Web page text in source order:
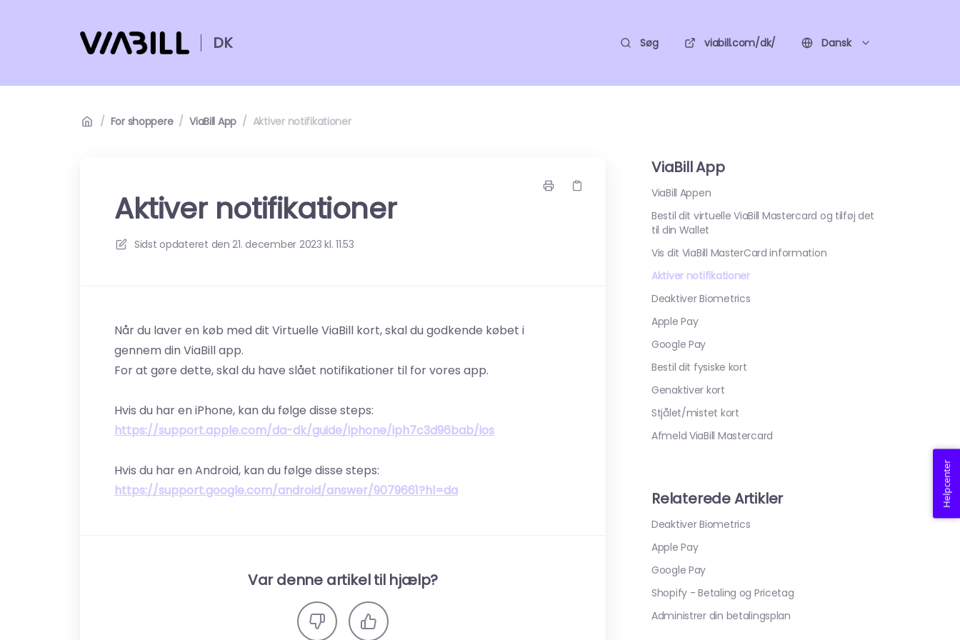
DK Søg viabill.com/dk/ Dansk
/ For shoppere / ViaBill App / Aktiver notifikationer
Aktiver notifikationer
Sidst opdateret den 21. december 2023 kl. 11.53
Når du laver en køb med dit Virtuelle ViaBill kort, skal du godkende købet i
gennem din ViaBill app.
For at gøre dette, skal du have slået notifikationer til for vores app.
Hvis du har en iPhone, kan du følge disse steps:
https://support.apple.com/da-dk/guide/iphone/iph7c3d96bab/ios
Hvis du har en Android, kan du følge disse steps:
https://support.google.com/android/answer/9079661?hl=da
Var denne artikel til hjælp?
ViaBill App
ViaBill Appen
Bestil dit virtuelle ViaBill Mastercard og tilføj det
til din Wallet
Vis dit ViaBill MasterCard information
Aktiver notifikationer
Deaktiver Biometrics
Apple Pay
Google Pay
Bestil dit fysiske kort
Genaktiver kort
Stjålet/mistet kort
Afmeld ViaBill Mastercard
Relaterede Artikler
Deaktiver Biometrics
Apple Pay
Google Pay
Shopify - Betaling og Pricetag
Administrer din betalingsplan
Helpcenter